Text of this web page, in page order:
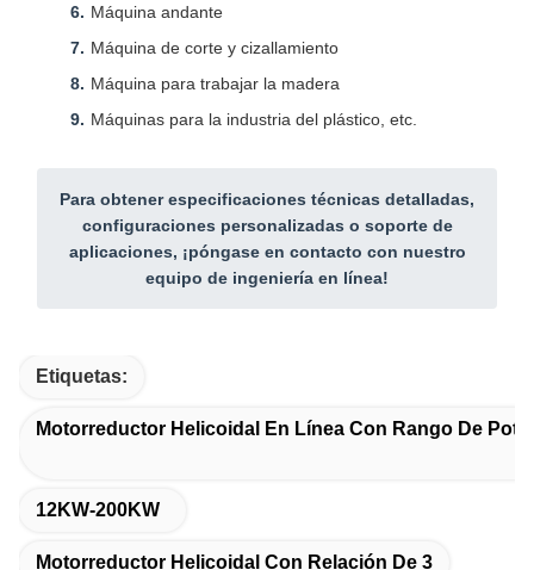
Máquina andante
Máquina de corte y cizallamiento
Máquina para trabajar la madera
Máquinas para la industria del plástico, etc.
Para obtener especificaciones técnicas detalladas,
configuraciones personalizadas o soporte de
aplicaciones, ¡póngase en contacto con nuestro
equipo de ingeniería en línea!
Etiquetas:
Motorreductor Helicoidal En Línea Con Rango De
12KW-200KW
Motorreductor Helicoidal Con Relación De 3